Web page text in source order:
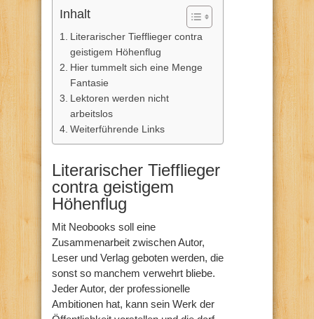
Inhalt
Literarischer Tiefflieger contra
geistigem Höhenflug
Hier tummelt sich eine Menge
Fantasie
Lektoren werden nicht
arbeitslos
Weiterführende Links
Literarischer Tiefflieger
contra geistigem
Höhenflug
Mit Neobooks soll eine
Zusammenarbeit zwischen Autor,
Leser und Verlag geboten werden, die
sonst so manchem verwehrt bliebe.
Jeder Autor, der professionelle
Ambitionen hat, kann sein Werk der